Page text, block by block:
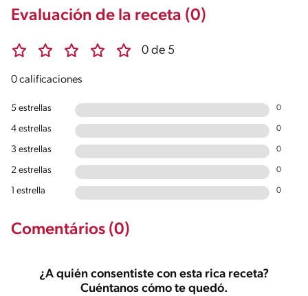
Evaluación de la receta (0)
0 de 5
0 calificaciones
5 estrellas 0
4 estrellas 0
3 estrellas 0
2 estrellas 0
1 estrella 0
Comentários (0)
¿A quién consentiste con esta rica receta?
Cuéntanos cómo te quedó.